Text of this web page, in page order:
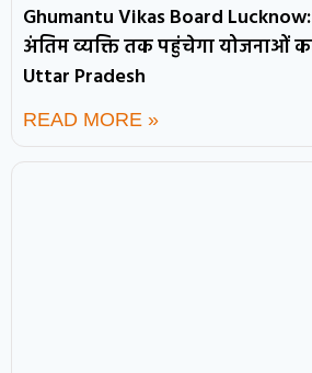
Ghumantu Vikas Board
अंतिम व्यक्ति तक पहुंचेगा योजनाओं
Uttar Pradesh
READ MORE »